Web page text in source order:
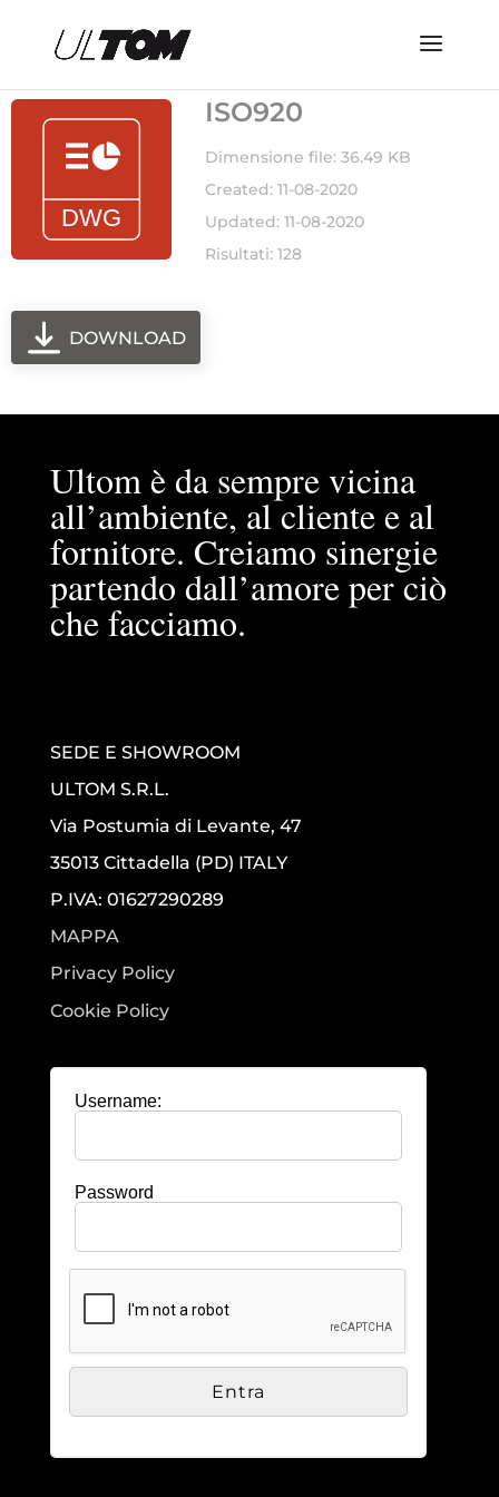
ISO920
Dimensione file: 36.49 KB
Created: 11-08-2020
Updated: 11-08-2020
Risultati: 128
DOWNLOAD
Ultom è da sempre vicina
all’ambiente, al cliente e al
fornitore. Creiamo sinergie
partendo dall’amore per ciò
che facciamo.
SEDE E SHOWROOM
ULTOM S.R.L.
Via Postumia di Levante, 47
35013 Cittadella (PD) ITALY
P.IVA: 01627290289
MAPPA
Privacy Policy
Cookie Policy
Username:
Password